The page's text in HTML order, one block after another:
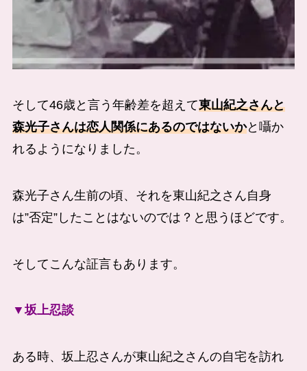
そして46歳と言う年齢差を超えて東山紀之さんと
森光子さんは恋人関係にあるのではないかと囁か
れるようになりました。
森光子さん生前の頃、それを東山紀之さん自身
は”否定”したことはないのでは？と思うほどです。
そしてこんな証言もあります。
▼坂上忍談
ある時、坂上忍さんが東山紀之さんの自宅を訪れ